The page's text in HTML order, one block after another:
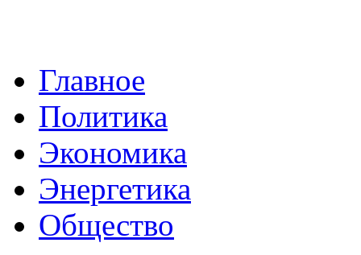
Главное
Политика
Экономика
Энергетика
Общество